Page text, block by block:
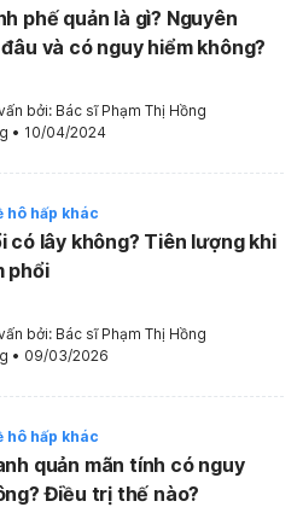
phế quản là gì? Nguyên
và có nguy hiểm không?
bởi: Bác sĩ Phạm Thị Hồng
• 10/04/2024
hô hấp khác
có lây không? Tiên lượng khi
phổi
bởi: Bác sĩ Phạm Thị Hồng
• 09/03/2026
hô hấp khác
quản mãn tính có nguy
Điều trị thế nào?